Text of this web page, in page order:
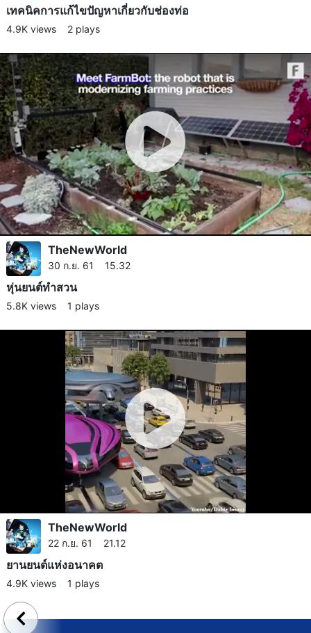
เทคนิค​การแก้ไขปัญหา​เกี่ยวกับช่องท่อ
4.9K views 2 plays
TheNewWorld
30 ก.ย. 61 15.32
หุ่นยนต์​ทำสวน
5.8K views 1 plays
TheNewWorld
22 ก.ย. 61 21.12
ยานยนต์​แห่งอนาคต
4.9K views 1 plays